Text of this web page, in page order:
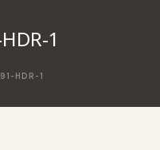
1
HDR-1